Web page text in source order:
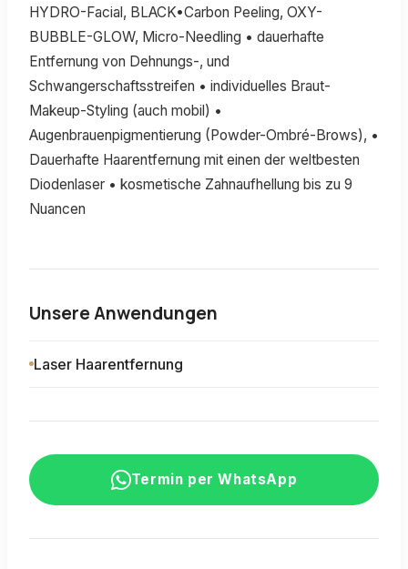
HYDRO-Facial, BLACK•Carbon Peeling, OXY-
BUBBLE-GLOW, Micro-Needling • dauerhafte
Entfernung von Dehnungs-, und
Schwangerschaftsstreifen • individuelles Braut-
Makeup-Styling (auch mobil) •
Augenbrauenpigmentierung (Powder-Ombré-Brows), •
Dauerhafte Haarentfernung mit einen der weltbesten
Diodenlaser • kosmetische Zahnaufhellung bis zu 9
Nuancen
Unsere Anwendungen
Laser Haarentfernung
Termin per WhatsApp